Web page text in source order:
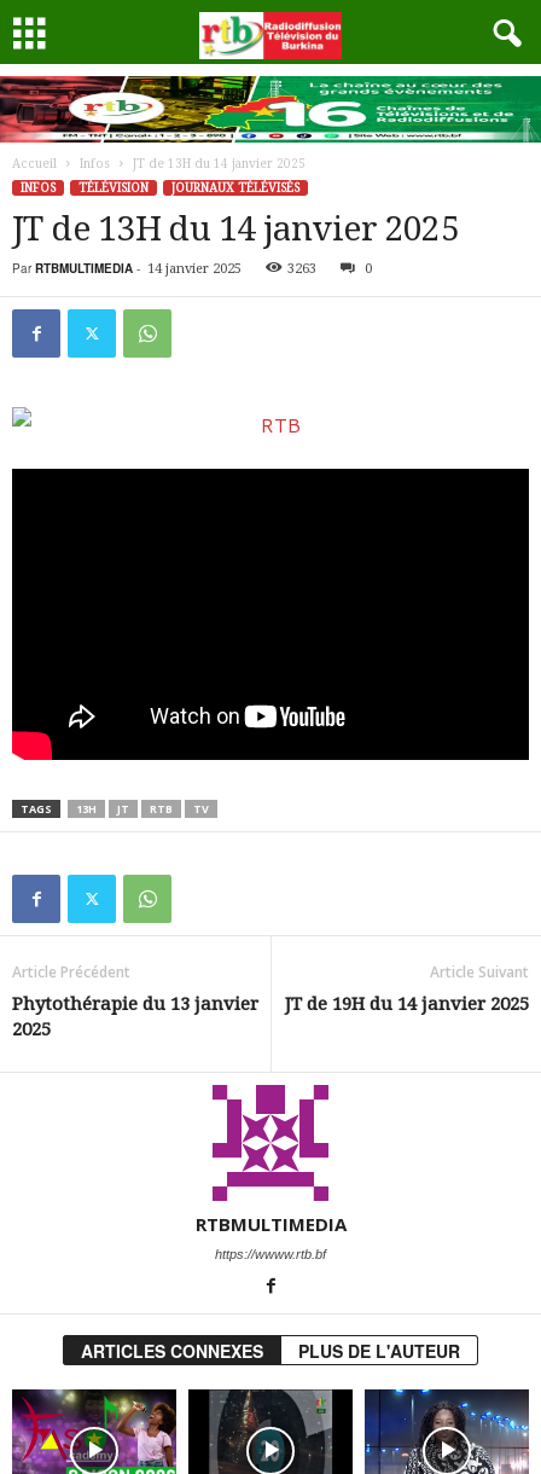
Accueil Infos
JT de 13H du 14 janvier 2025
INFOS
TÉLÉVISION JOURNAUX TÉLÉVISÉS
JT de 13H du 14 janvier 2025
Par RTBMULTIMEDIA - 14 janvier 2025 3263 0
TAGS 13H JT RTB TV
Article Précédent
Phytothérapie du 13 janvier
2025
Article Suivant
JT de 19H du 14 janvier 2025
RTBMULTIMEDIA
https://wwww.rtb.bf
ARTICLES CONNEXES PLUS DE L'AUTEUR